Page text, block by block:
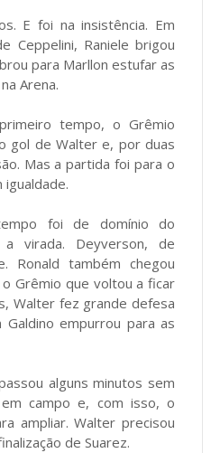
E foi na insistência. Em
Ceppelini, Raniele brigou
para Marllon estufar as
Arena.
tempo, o Grêmio
gol de Walter e, por duas
Mas a partida foi para o
foi de domínio do
a virada. Deyverson, de
Ronald também chegou
Grêmio que voltou a ficar
Walter fez grande defesa
empurrou para as
alguns minutos sem
campo e, com isso, o
ampliar. Walter precisou
de Suarez.